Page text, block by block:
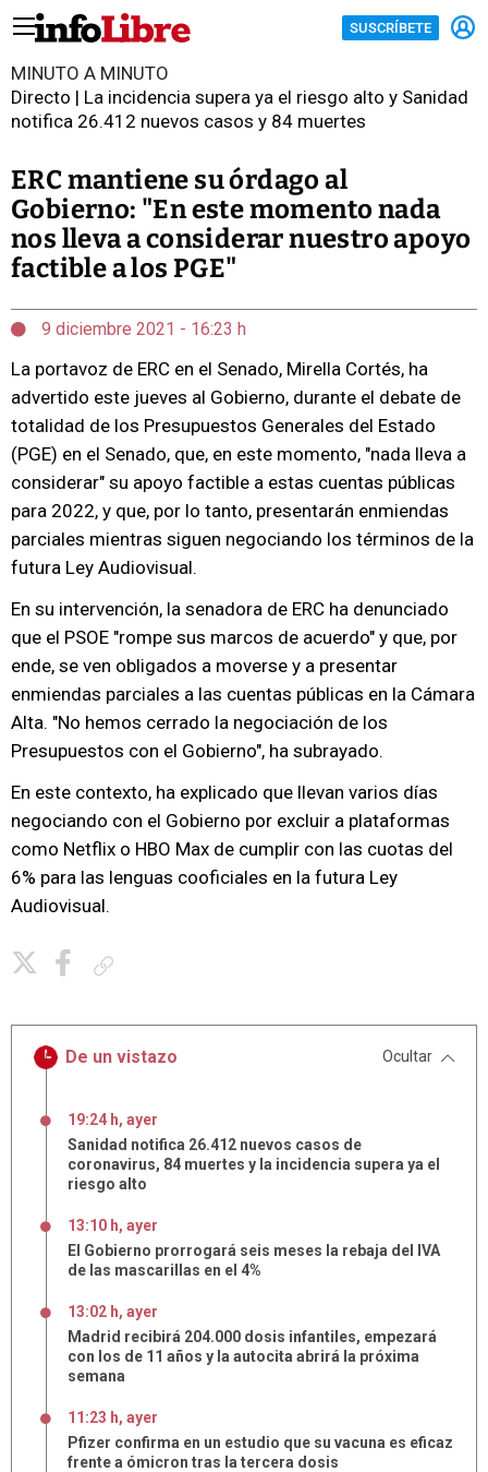
SUSCRÍBETE
MINUTO A MINUTO
Directo | La incidencia supera ya el riesgo alto y Sanidad
notifica 26.412 nuevos casos y 84 muertes
ERC mantiene su órdago al
Gobierno: "En este momento nada
nos lleva a considerar nuestro apoyo
factible a los PGE"
9 diciembre 2021 - 16:23 h
La portavoz de ERC en el Senado, Mirella Cortés, ha
advertido este jueves al Gobierno, durante el debate de
totalidad de los Presupuestos Generales del Estado
(PGE) en el Senado, que, en este momento, "nada lleva a
considerar" su apoyo factible a estas cuentas públicas
para 2022, y que, por lo tanto, presentarán enmiendas
parciales mientras siguen negociando los términos de la
futura Ley Audiovisual.
En su intervención, la senadora de ERC ha denunciado
que el PSOE "rompe sus marcos de acuerdo" y que, por
ende, se ven obligados a moverse y a presentar
enmiendas parciales a las cuentas públicas en la Cámara
Alta. "No hemos cerrado la negociación de los
Presupuestos con el Gobierno", ha subrayado.
En este contexto, ha explicado que llevan varios días
negociando con el Gobierno por excluir a plataformas
como Netflix o HBO Max de cumplir con las cuotas del
6% para las lenguas cooficiales en la futura Ley
Audiovisual.
De un vistazo Ocultar
19:24 h, ayer
Sanidad notifica 26.412 nuevos casos de
coronavirus, 84 muertes y la incidencia supera ya el
riesgo alto
13:10 h, ayer
El Gobierno prorrogará seis meses la rebaja del IVA
de las mascarillas en el 4%
13:02 h, ayer
Madrid recibirá 204.000 dosis infantiles, empezará
con los de 11 años y la autocita abrirá la próxima
semana
11:23 h, ayer
Pfizer confirma en un estudio que su vacuna es eficaz
frente a ómicron tras la tercera dosis